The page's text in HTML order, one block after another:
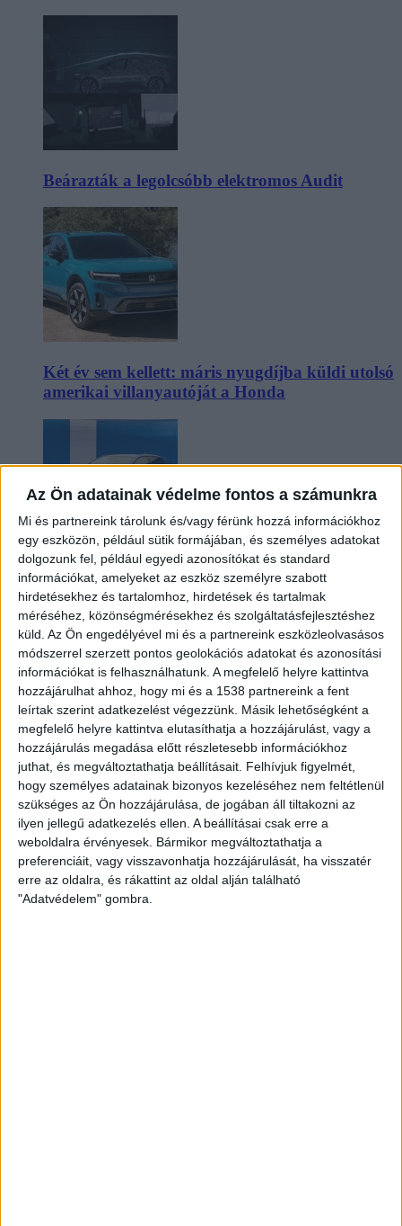
Az Ön adatainak védelme fontos a számunkra
Mi és partnereink tárolunk és/vagy férünk hozzá információkhoz
egy eszközön, például sütik formájában, és személyes adatokat
dolgozunk fel, például egyedi azonosítókat és standard
információkat, amelyeket az eszköz személyre szabott
hirdetésekhez és tartalomhoz, hirdetések és tartalmak
méréséhez, közönségmérésekhez és szolgáltatásfejlesztéshez
küld. Az Ön engedélyével mi és a partnereink eszközleolvasásos
módszerrel szerzett pontos geolokációs adatokat és azonosítási
információkat is felhasználhatunk. A megfelelő helyre kattintva
hozzájárulhat ahhoz, hogy mi és a 1538 partnereink a fent
leírtak szerint adatkezelést végezzünk. Másik lehetőségként a
megfelelő helyre kattintva elutasíthatja a hozzájárulást, vagy a
hozzájárulás megadása előtt részletesebb információkhoz
juthat, és megváltoztathatja beállításait. Felhívjuk figyelmét,
hogy személyes adatainak bizonyos kezeléséhez nem feltétlenül
szükséges az Ön hozzájárulása, de jogában áll tiltakozni az
ilyen jellegű adatkezelés ellen. A beállításai csak erre a
weboldalra érvényesek. Bármikor megváltoztathatja a
preferenciáit, vagy visszavonhatja hozzájárulását, ha visszatér
erre az oldalra, és rákattint az oldal alján található
"Adatvédelem" gombra.
Beárazták a legolcsóbb elektromos Audit
Két év sem kellett: máris nyugdíjba küldi utolsó
amerikai villanyautóját a Honda
Kilencmillió alatt indul a legolcsóbb elektromos
Volkswagen
Hoppon maradtak a villanyautós támogatási
program utolsó pályázói